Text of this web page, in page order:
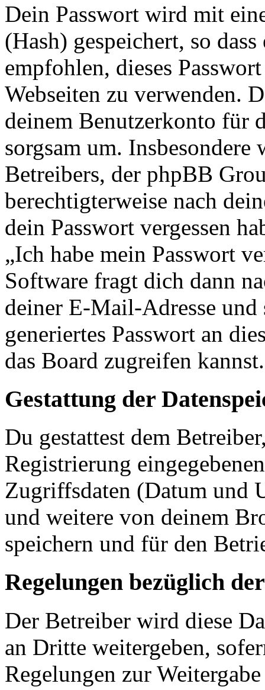
Dein Passwort wird mit
(Hash) gespeichert, so
empfohlen, dieses
Webseiten zu verwenden.
deinem Benutzerkonto für
sorgsam um.
Betreibers, der phpBB
berechtigterweise nach
dein Passwort vergessen
„Ich habe mein Passwort
Software fragt dich dann
deiner E-Mail-Adresse und
generiertes Passwort an
das Board zugreifen kannst.
Gestattung der
Du gestattest dem
Registrierung
Zugriffsdaten (Datum und
und weitere von deinem
speichern und für den
Regelungen bezüglich
Der Betreiber wird diese
an Dritte weitergeben,
Regelungen zur